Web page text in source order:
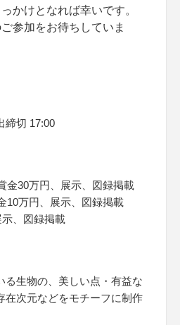
かけとなれば幸いです。
参加をお待ちしていま
締切 17:00
30万円、展示、図録掲載
万円、展示、図録掲載
、図録掲載
る生物の、美しい点・有益な
在次元などをモチーフに制作